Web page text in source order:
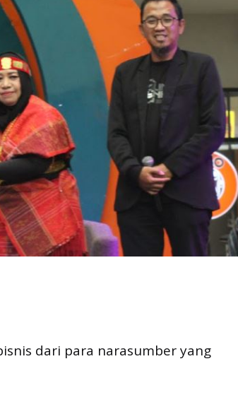
dari para narasumber yang